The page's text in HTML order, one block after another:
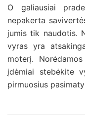
O galiausiai
nepakerta
jumis tik naudotis.
vyras yra
moterį.
įdėmiai stebėkite
pirmuosius